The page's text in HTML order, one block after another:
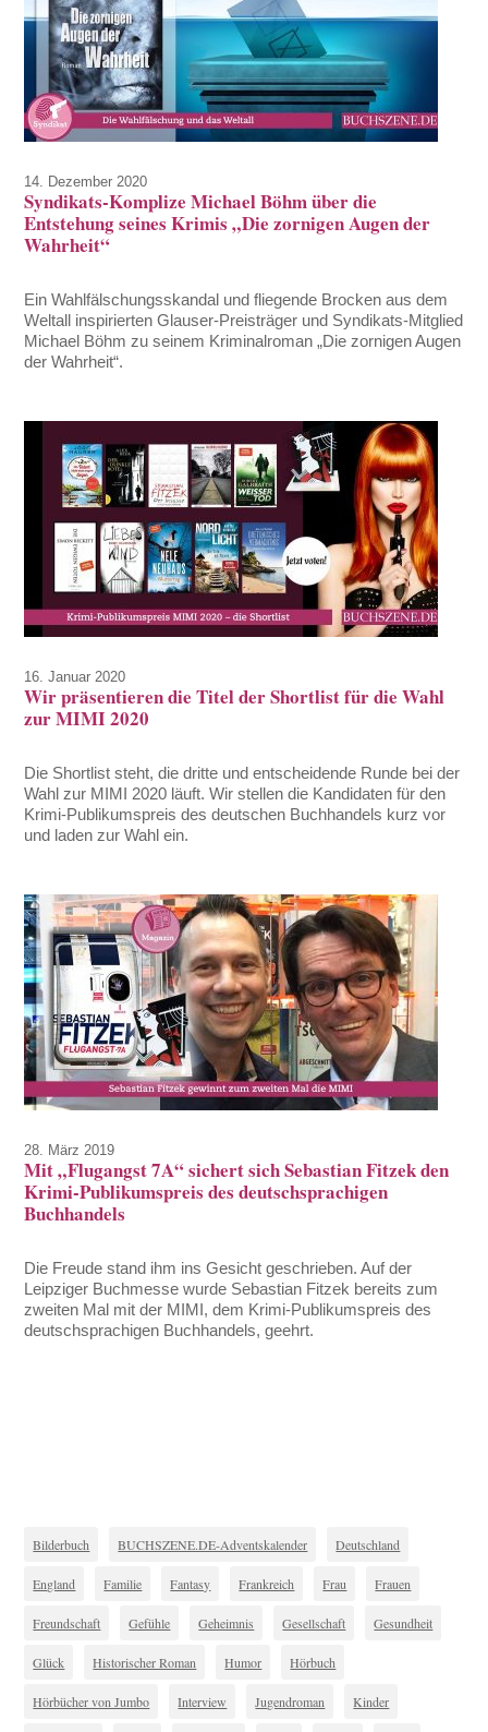
14. Dezember 2020
Syndikats-Komplize Michael Böhm über die
Entstehung seines Krimis „Die zornigen Augen der
Wahrheit“
Ein Wahlfälschungsskandal und fliegende Brocken aus dem
Weltall inspirierten Glauser-Preisträger und Syndikats-Mitglied
Michael Böhm zu seinem Kriminalroman „Die zornigen Augen
der Wahrheit“.
16. Januar 2020
Wir präsentieren die Titel der Shortlist für die Wahl
zur MIMI 2020
Die Shortlist steht, die dritte und entscheidende Runde bei der
Wahl zur MIMI 2020 läuft. Wir stellen die Kandidaten für den
Krimi-Publikumspreis des deutschen Buchhandels kurz vor
und laden zur Wahl ein.
28. März 2019
Mit „Flugangst 7A“ sichert sich Sebastian Fitzek den
Krimi-Publikumspreis des deutschsprachigen
Buchhandels
Die Freude stand ihm ins Gesicht geschrieben. Auf der
Leipziger Buchmesse wurde Sebastian Fitzek bereits zum
zweiten Mal mit der MIMI, dem Krimi-Publikumspreis des
deutschsprachigen Buchhandels, geehrt.
Bilderbuch BUCHSZENE.DE-Adventskalender Deutschland
England Familie Fantasy Frankreich Frau Frauen
Freundschaft Gefühle Geheimnis Gesellschaft Gesundheit
Glück Historischer Roman Humor Hörbuch
Hörbücher von Jumbo Interview Jugendroman Kinder